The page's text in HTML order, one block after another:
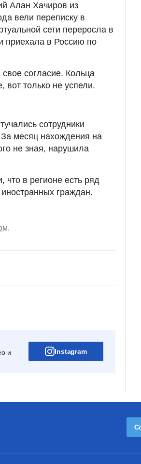
Алан Хачиров из
вели переписку в
сети переросла в
приехала в Россию по
согласие. Кольца
вот только не успели.
сотрудники
месяц нахождения на
не зная, нарушила
в регионе есть ряд
граждан.
и
Instagram